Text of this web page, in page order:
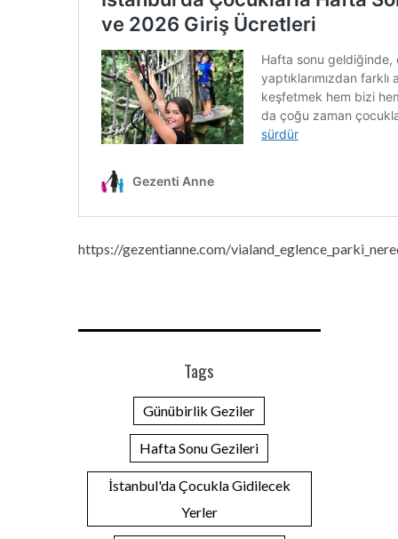
https://gezentianne.com/
Tags
Günübirlik Geziler
Hafta Sonu Gezileri
İstanbul'da Çocukla Gidilecek
Yerler